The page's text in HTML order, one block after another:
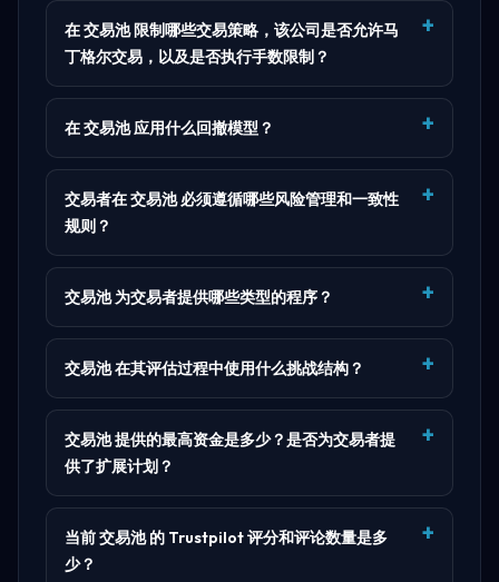
在 交易池 限制哪些交易策略，该公司是否允许马
丁格尔交易，以及是否执行手数限制？
在 交易池 应用什么回撤模型？
交易者在 交易池 必须遵循哪些风险管理和一致性
规则？
交易池 为交易者提供哪些类型的程序？
交易池 在其评估过程中使用什么挑战结构？
交易池 提供的最高资金是多少？是否为交易者提
供了扩展计划？
当前 交易池 的 Trustpilot 评分和评论数量是多
少？